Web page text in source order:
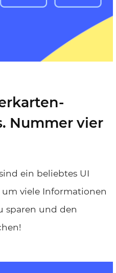
Nummer vier
ein beliebtes UI
viele Informationen
sparen und den